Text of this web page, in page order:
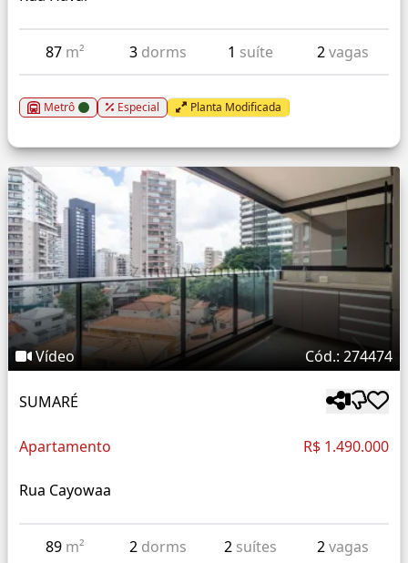
87 m² 3 dorms 1 suíte 2vagas
Metrô Especial Planta Modificada
Vídeo Cód.: 274474
SUMARÉ
Apartamento R$ 1.490.000
Rua Cayowaa
89 m² 2 dorms 2 suítes 2vagas